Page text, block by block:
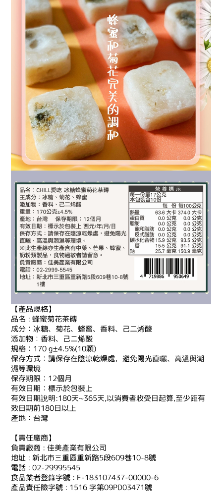
【產品規格】
品名 : 蜂蜜菊花茶磚
成分：冰糖、菊花、蜂蜜、香料、己二烯酸
添加物：香料、己二烯酸
規格：170 g±4.5%(10顆)
保存方式：請保存在陰涼乾燥處，避免陽光直曬、高溫與潮
濕等環境
保存期限：12個月
有效日期：標示於包裝上
有效日期說明:180天~365天,以消費者收受日起算,至少距有
效日期前180日以上
產地：台灣
【責任廠商】
負責廠商 : 佳美產業有限公司
地址 : 新北市三重區重新路5段609巷10-8號
電話 : 02-29995545
食品業者登錄字號 : F-183107437-00000-6
產品責任險字號 : 1516 字第09PD03471號